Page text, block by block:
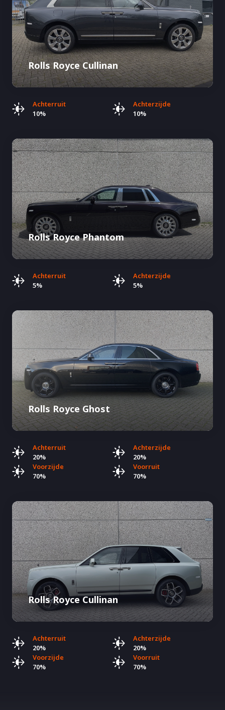
Rolls Royce Cullinan
Achterruit
10%
Achterzijde
10%
Rolls Royce Phantom
Achterruit
5%
Achterzijde
5%
Rolls Royce Ghost
Achterruit
20%
Achterzijde
20%
Voorzijde
70%
Voorruit
70%
Rolls Royce Cullinan
Achterruit
20%
Achterzijde
20%
Voorzijde
70%
Voorruit
70%